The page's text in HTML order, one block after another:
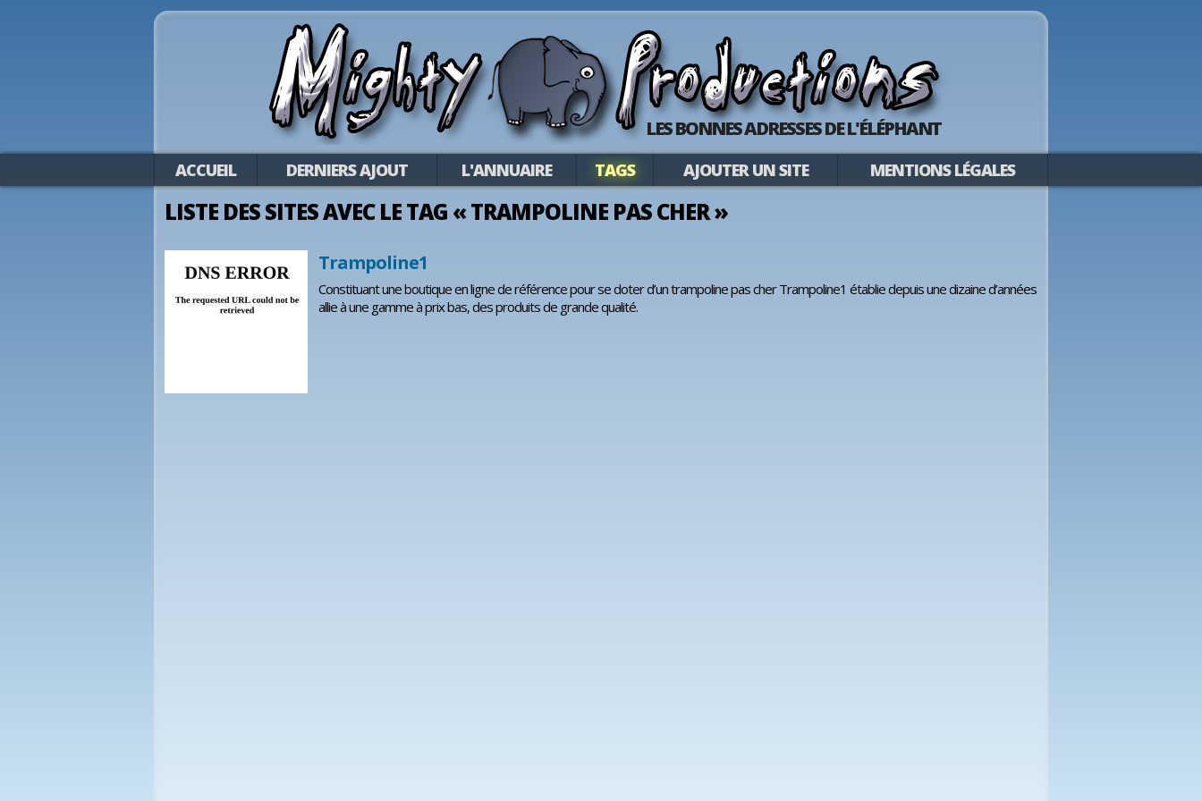
LES BONNES ADRESSES DE L'ÉLÉPHANT
ACCUEIL DERNIERS AJOUT L'ANNUAIRE TAGS AJOUTER UN SITE MENTIONS LÉGALES
LISTE DES SITES AVEC LE TAG « TRAMPOLINE PAS CHER »
Trampoline1
Constituant une boutique en ligne de référence pour se doter d’un trampoline pas cher Trampoline1 établie depuis une dizaine d’années
allie à une gamme à prix bas, des produits de grande qualité.